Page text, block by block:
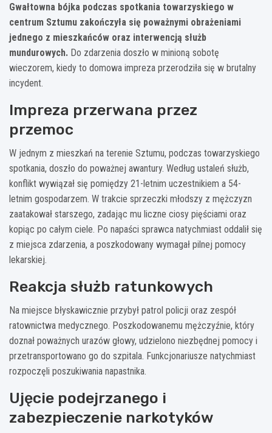
Gwałtowna bójka podczas spotkania towarzyskiego w
centrum Sztumu zakończyła się poważnymi obrażeniami
jednego z mieszkańców oraz interwencją służb
mundurowych. Do zdarzenia doszło w minioną sobotę
wieczorem, kiedy to domowa impreza przerodziła się w brutalny
incydent.
Impreza przerwana przez
przemoc
W jednym z mieszkań na terenie Sztumu, podczas towarzyskiego
spotkania, doszło do poważnej awantury. Według ustaleń służb,
konflikt wywiązał się pomiędzy 21-letnim uczestnikiem a 54-
letnim gospodarzem. W trakcie sprzeczki młodszy z mężczyzn
zaatakował starszego, zadając mu liczne ciosy pięściami oraz
kopiąc po całym ciele. Po napaści sprawca natychmiast oddalił się
z miejsca zdarzenia, a poszkodowany wymagał pilnej pomocy
lekarskiej.
Reakcja służb ratunkowych
Na miejsce błyskawicznie przybył patrol policji oraz zespół
ratownictwa medycznego. Poszkodowanemu mężczyźnie, który
doznał poważnych urazów głowy, udzielono niezbędnej pomocy i
przetransportowano go do szpitala. Funkcjonariusze natychmiast
rozpoczęli poszukiwania napastnika.
Ujęcie podejrzanego i
zabezpieczenie narkotyków